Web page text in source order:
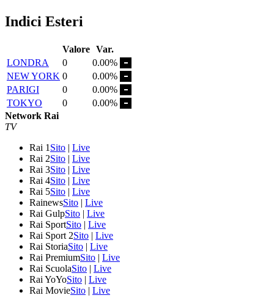
Indici Esteri
Valore Var.
LONDRA
0
0.00%
NEW YORK 0
0.00%
PARIGI
0
0.00%
TOKYO
0
0.00%
Network Rai
TV
Rai 1 Sito | Live
Rai 2Sito | Live
Rai 3Sito | Live
Rai 4Sito | Live
Rai 5Sito | Live
RainewsSito | Live
Rai GulpSito | Live
Rai SportSito | Live
Rai Sport 2Sito | Live
Rai StoriaSito | Live
Rai PremiumSito | Live
Rai ScuolaSito | Live
Rai YoYoSito | Live
Rai MovieSito | Live